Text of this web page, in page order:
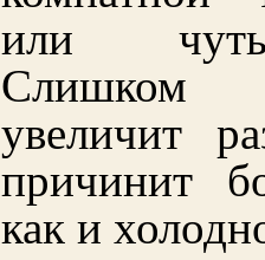
или
увеличит
причинит
как и